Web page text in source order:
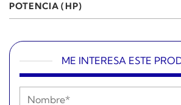
POTENCIA (HP)
ME INTERESA ESTE